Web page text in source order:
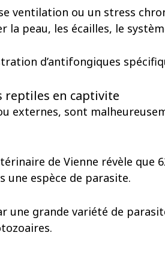
ventilation ou un stress
la peau, les écailles, le
d’antifongiques
reptiles en captivite
externes, sont
de Vienne révèle que
une espèce de parasite.
une grande variété de